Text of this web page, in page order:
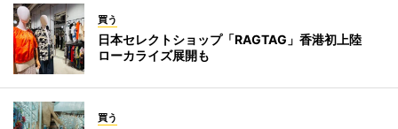
買う
日本セレクトショップ「RAGTAG」香港初上陸
ローカライズ展開も
買う